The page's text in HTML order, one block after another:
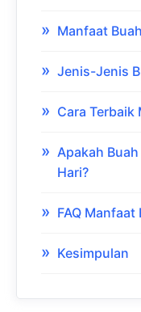
Manfaat
Jenis-Jenis
Cara Terbaik
Apakah
Hari?
FAQ Manfaat
Kesimpulan